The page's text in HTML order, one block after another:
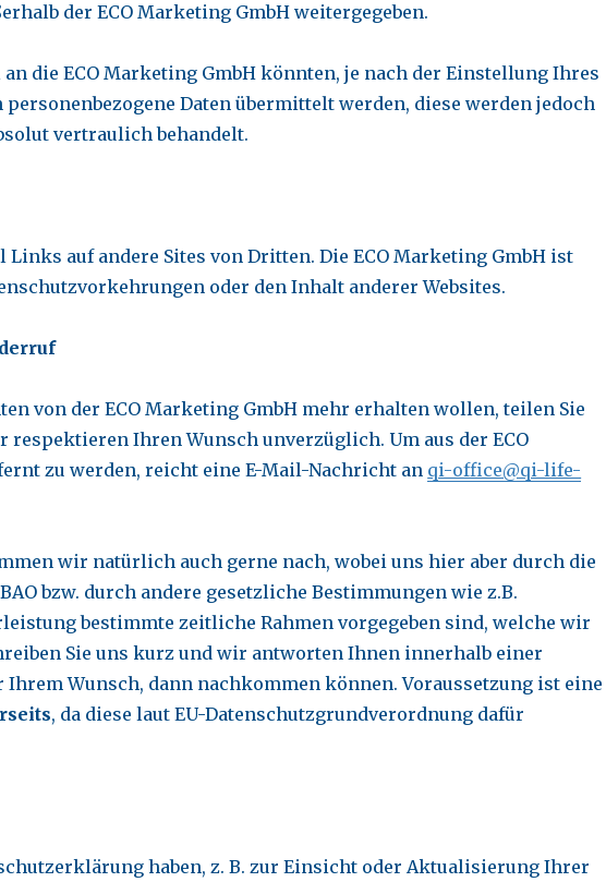
der ECO Marketing GmbH weitergegeben.
die ECO Marketing GmbH könnten, je nach der Einstellung Ihres
Daten übermittelt werden, diese werden jedoch
vertraulich behandelt.
Links auf andere Sites von Dritten. Die ECO Marketing GmbH ist
oder den Inhalt anderer Websites.
von der ECO Marketing GmbH mehr erhalten wollen, teilen Sie
Ihren Wunsch unverzüglich. Um aus der ECO
zu werden, reicht eine E-Mail-Nachricht an qi-office@qi-life-
wir natürlich auch gerne nach, wobei uns hier aber durch die
bzw. durch andere gesetzliche Bestimmungen wie z.B.
bestimmte zeitliche Rahmen vorgegeben sind, welche wir
Sie uns kurz und wir antworten Ihnen innerhalb einer
Ihrem Wunsch, dann nachkommen können. Voraussetzung ist eine
, da diese laut EU-Datenschutzgrundverordnung dafür
haben, z. B. zur Einsicht oder Aktualisierung Ihrer